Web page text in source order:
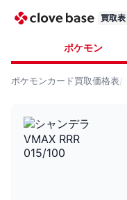
買取表
ポケモン
ポケモンカード買取価格表